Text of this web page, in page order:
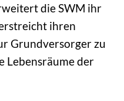
die SWM ihr
ihren
Grundversorger zu
Lebensräume der